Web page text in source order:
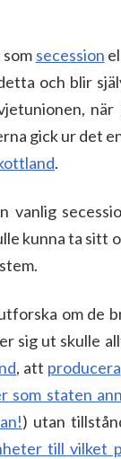
secession
och blir
gick ur det
.
kunna ta sitt
om de
sig ut skulle
, att producera
som staten
) utan
till vilket